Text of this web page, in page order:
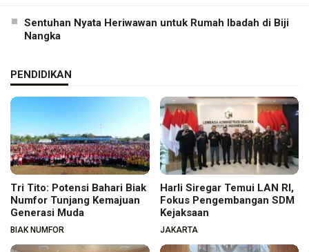
Sentuhan Nyata Heriwawan untuk Rumah Ibadah di Biji
Nangka
PENDIDIKAN
Tri Tito: Potensi Bahari Biak
Numfor Tunjang Kemajuan
Generasi Muda
BIAK NUMFOR
Harli Siregar Temui LAN RI,
Fokus Pengembangan SDM
Kejaksaan
JAKARTA